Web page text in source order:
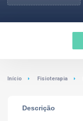
Início Fisioterapia
Descrição